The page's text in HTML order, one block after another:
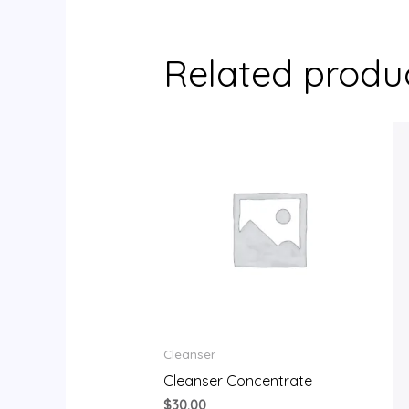
Related
Cleanser
Cleanser Concentrate
$30.00